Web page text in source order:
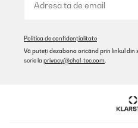
Ich hatte den Mülleimer im
schön. Leider klemmt der
Politica de confidențialitate
Vă puteți dezabona oricând prin linkul din
scrie la privacy@chal-tec.com